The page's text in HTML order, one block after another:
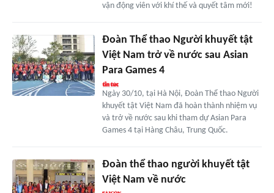
vận động viên với khí thế và quyết tâm mới!
Đoàn Thể thao Người khuyết tật
Việt Nam trở về nước sau Asian
Para Games 4
Ngày 30/10, tại Hà Nội, Đoàn Thể thao Người
khuyết tật Việt Nam đã hoàn thành nhiệm vụ
và trở về nước sau khi tham dự Asian Para
Games 4 tại Hàng Châu, Trung Quốc.
Đoàn thể thao người khuyết tật
Việt Nam về nước